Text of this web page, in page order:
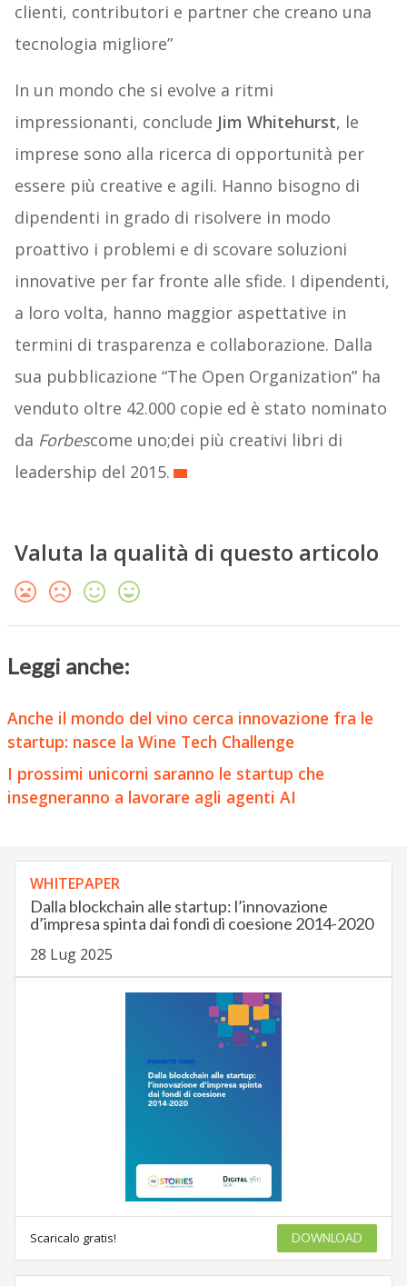
clienti, contributori e partner che creano una
tecnologia migliore”
In un mondo che si evolve a ritmi
impressionanti, conclude Jim Whitehurst, le
imprese sono alla ricerca di opportunità per
essere più creative e agili. Hanno bisogno di
dipendenti in grado di risolvere in modo
proattivo i problemi e di scovare soluzioni
innovative per far fronte alle sfide. I dipendenti,
a loro volta, hanno maggior aspettative in
termini di trasparenza e collaborazione. Dalla
sua pubblicazione “The Open Organization” ha
venduto oltre 42.000 copie ed è stato nominato
da Forbescome uno;dei più creativi libri di
leadership del 2015.
Valuta la qualità di questo articolo
Leggi anche:
Anche il mondo del vino cerca innovazione fra le
startup: nasce la Wine Tech Challenge
I prossimi unicorni saranno le startup che
insegneranno a lavorare agli agenti AI
WHITEPAPER
Dalla blockchain alle startup: l’innovazione
d’impresa spinta dai fondi di coesione 2014-2020
28 Lug 2025
Scaricalo gratis! DOWNLOAD